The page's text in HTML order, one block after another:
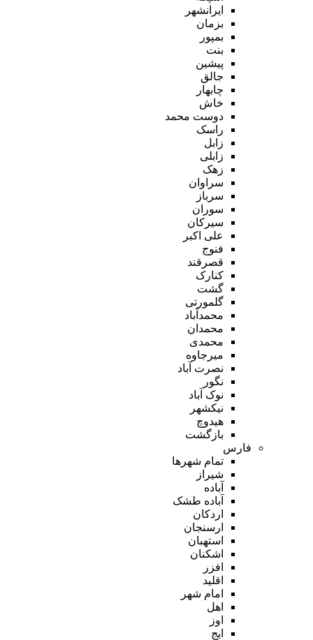
ایرانشهر
بزمان
بمپور
بنت
پیشین
جالق
چابهار
خاش
دوست محمد
راسک
زابل
زابلی
زهک
سراوان
سرباز
سوران
سیرکان
علی اکبر
فنوج
قصرقند
کنارک
گشت
گلمورتی
محمدآباد
محمدان
محمدی
میرجاوه
نصرت آباد
نگور
نوک آباد
نیکشهر
هیدوچ
بازگشت
فارس
تمام شهر‌ها
شیراز
آباده
آباده طشک
اردکان
ارسنجان
استهبان
اشکنان
افزر
اقلید
امام شهر
اهل
اوز
ایج